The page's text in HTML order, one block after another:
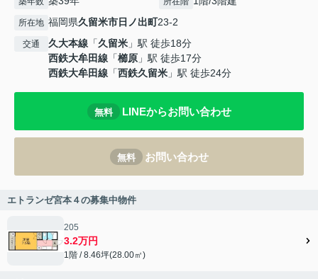
所在地 福岡県久留米市日ノ出町23-2
交通 久大本線 「久留米 」駅 徒歩18分
西鉄大牟田線 「櫛原 」駅 徒歩17分
西鉄大牟田線 「西鉄久留米 」駅 徒歩24分
無料 LINEからお問い合わせ
無料 お問い合わせ
エトランゼ宮本４の募集中物件
205
3.2万円
1階 / 8.46坪(28.00㎡)